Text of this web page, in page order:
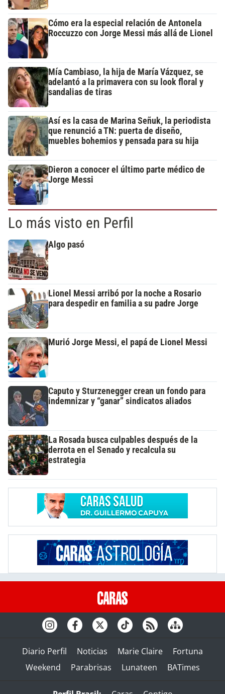
Cómo era la especial relación de Antonela
Roccuzzo con Jorge Messi más allá de Lionel
Mía Cambiaso, la hija de María Vázquez, se
adelantó a la primavera con su look floral y
sandalias de tiras
Así es la casa de Marina Señuk, la periodista
que renunció a TN: puerta de diseño,
muebles bohemios y pensada para su hija
Dieron a conocer el último parte médico de
Jorge Messi
Lo más visto en Perfil
Algo pasó
Lionel Messi arribó por la noche a Rosario
para despedir en familia a su padre Jorge
Murió Jorge Messi, el papá de Lionel Messi
Caputo y Sturzenegger crean un fondo para
indemnizar y “ganar” sindicatos aliados
La Rosada busca culpables después de la
derrota en el Senado y recalcula su
estrategia
Diario Perfil Noticias Marie Claire
Fortuna
Weekend
Parabrisas Lunateen BATimes